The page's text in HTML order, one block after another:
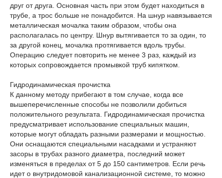
друг от друга. Основная часть при этом будет находиться в
трубе, а трос больше не понадобится. На шнур навязывается
металлическая мочалка таким образом, чтобы она
располагалась по центру. Шнур вытягивается то за один, то
за другой конец, мочалка протягивается вдоль трубы.
Операцию следует повторить не менее 3 раз, каждый из
которых сопровождается промывкой труб кипятком.
Гидродинамическая прочистка
К данному методу прибегают в том случае, когда все
вышеперечисленные способы не позволили добиться
положительного результата. Гидродинамическая прочистка
предусматривает использование специальных машин,
которые могут обладать разными размерами и мощностью.
Они оснащаются специальными насадками и устраняют
засоры в трубах разного диаметра, последний может
изменяться в пределах от 5 до 150 сантиметров. Если речь
идет о внутридомовой канализационной системе, то можно